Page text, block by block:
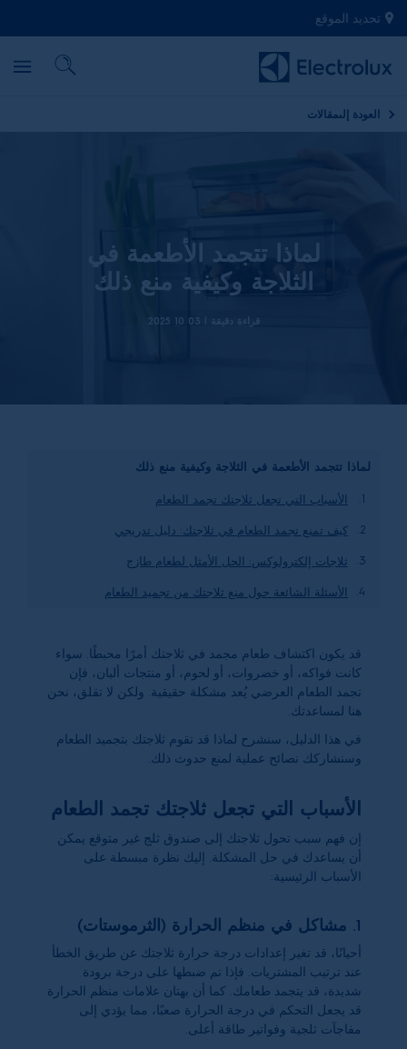
تحديد الموقع
العودة إلىمقالات
لماذا تتجمد الأطعمة في
الثلاجة وكيفية منع ذلك
قراءة دقيقة | 03 10 2025
لماذا تتجمد الأطعمة في الثلاجة وكيفية منع ذلك
الأسباب التي تجعل ثلاجتك تجمد الطعام
كيف تمنع تجمد الطعام في ثلاجتك: دليل تدريجي
ثلاجات إلكترولوكس: الحل الأمثل لطعام طازج
الأسئلة الشائعة حول منع ثلاجتك من تجميد الطعام
قد يكون اكتشاف طعام مجمد في ثلاجتك أمرًا محبطًا. سواء
كانت فواكه، أو خضروات، أو لحوم، أو منتجات ألبان، فإن
تجمد الطعام العرضي يُعد مشكلة حقيقية. ولكن لا تقلق، نحن
هنا لمساعدتك.
في هذا الدليل، سنشرح لماذا قد تقوم ثلاجتك بتجميد الطعام
وسنشاركك نصائح عملية لمنع حدوث ذلك.
الأسباب التي تجعل ثلاجتك تجمد الطعام
إن فهم سبب تحول ثلاجتك إلى صندوق ثلج غير متوقع يمكن
أن يساعدك في حل المشكلة. إليك نظرة مبسطة على
الأسباب الرئيسية:
1. مشاكل في منظم الحرارة (الثرموستات)
أحيانًا، قد تغير إعدادات درجة حرارة ثلاجتك عن طريق الخطأ
عند ترتيب المشتريات. فإذا تم ضبطها على درجة برودة
شديدة، قد يتجمد طعامك. كما أن بهتان علامات منظم الحرارة
قد يجعل التحكم في درجة الحرارة صعبًا، مما يؤدي إلى
مفاجآت ثلجية وفواتير طاقة أعلى.